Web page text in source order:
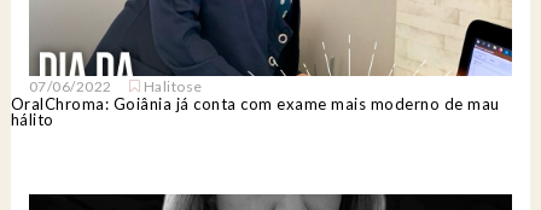
07/06/2022 Halitose
OralChroma: Goiânia já conta com exame mais moderno de mau
hálito